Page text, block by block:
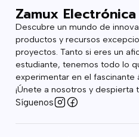
Zamux Electrónica
Descubre un mundo de
productos y recursos
proyectos. Tanto si eres un
estudiante, tenemos todo lo
experimentar en el fascinante
¡Únete a nosotros y despierta
Síguenos